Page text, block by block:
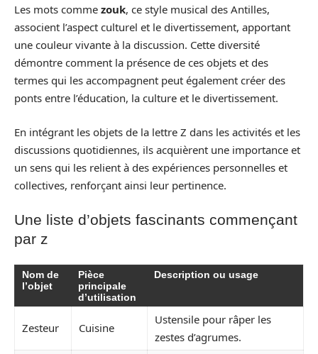
Les mots comme zouk, ce style musical des Antilles,
associent l’aspect culturel et le divertissement, apportant
une couleur vivante à la discussion. Cette diversité
démontre comment la présence de ces objets et des
termes qui les accompagnent peut également créer des
ponts entre l’éducation, la culture et le divertissement.
En intégrant les objets de la lettre Z dans les activités et les
discussions quotidiennes, ils acquièrent une importance et
un sens qui les relient à des expériences personnelles et
collectives, renforçant ainsi leur pertinence.
Une liste d’objets fascinants commençant
par z
Nom de
l’objet
Pièce
principale
d’utilisation
Description ou usage
Zesteur Cuisine
Ustensile pour râper les
zestes d’agrumes.